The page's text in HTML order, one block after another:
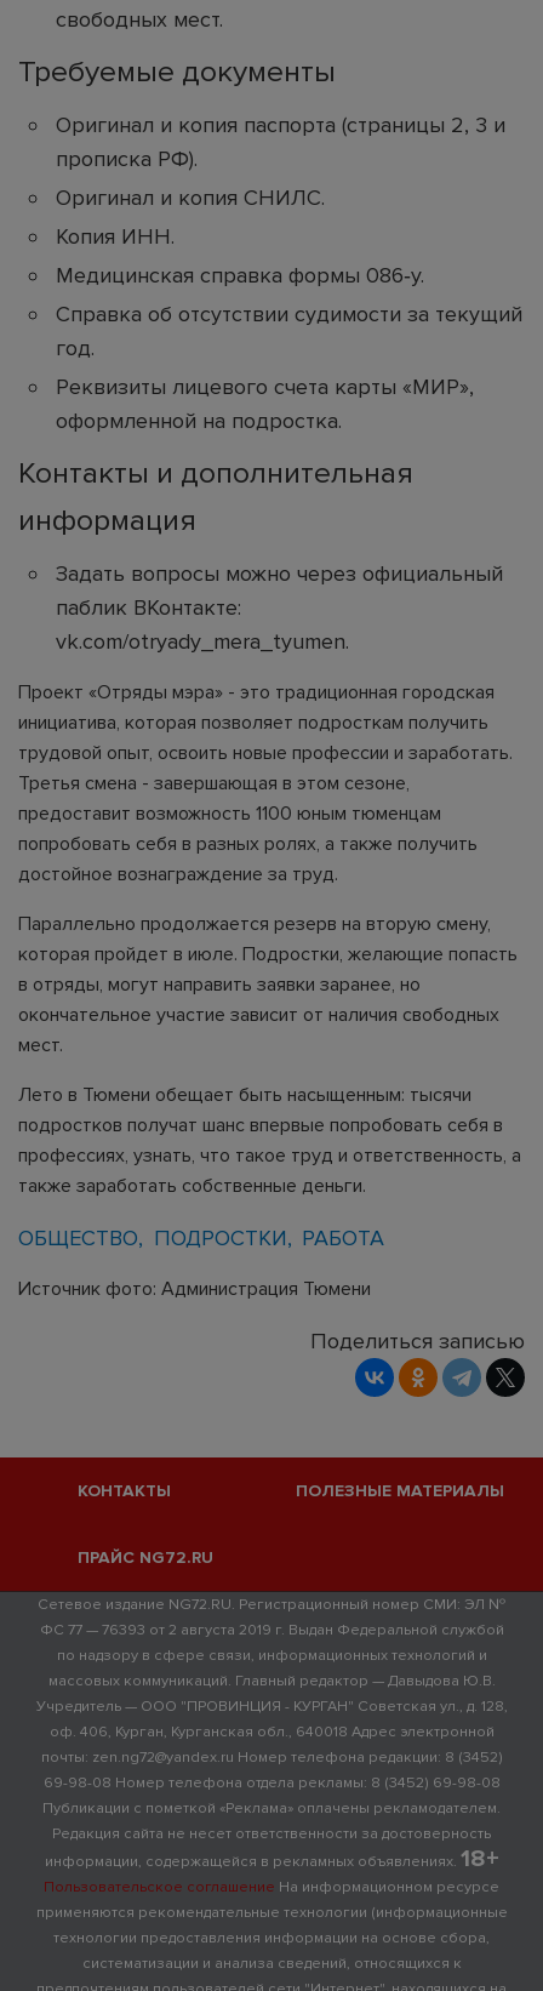
свободных мест.
Требуемые документы
Оригинал и копия паспорта (страницы 2, 3 и
прописка РФ).
Оригинал и копия СНИЛС.
Копия ИНН.
Медицинская справка формы 086‑у.
Справка об отсутствии судимости за текущий
год.
Реквизиты лицевого счета карты «МИР»,
оформленной на подростка.
Контакты и дополнительная
информация
Задать вопросы можно через официальный
паблик ВКонтакте:
vk.com/otryady_mera_tyumen.
Проект «Отряды мэра» - это традиционная городская
инициатива, которая позволяет подросткам получить
трудовой опыт, освоить новые профессии и заработать.
Третья смена - завершающая в этом сезоне,
предоставит возможность 1100 юным тюменцам
попробовать себя в разных ролях, а также получить
достойное вознаграждение за труд.
Параллельно продолжается резерв на вторую смену,
которая пройдет в июле. Подростки, желающие попасть
в отряды, могут направить заявки заранее, но
окончательное участие зависит от наличия свободных
мест.
Лето в Тюмени обещает быть насыщенным: тысячи
подростков получат шанс впервые попробовать себя в
профессиях, узнать, что такое труд и ответственность, а
также заработать собственные деньги.
ОБЩЕСТВО ПОДРОСТКИ РАБОТА
Источник фото: Администрация Тюмени
Поделиться записью
КОНТАКТЫ ПОЛЕЗНЫЕ МАТЕРИАЛЫ
ПРАЙС NG72.RU
Сетевое издание NG72.RU. Регистрационный номер СМИ: ЭЛ №
ФС 77 — 76393 от 2 августа 2019 г. Выдан Федеральной службой
по надзору в сфере связи, информационных технологий и
массовых коммуникаций. Главный редактор — Давыдова Ю.В.
Учредитель — ООО "ПРОВИНЦИЯ - КУРГАН" Советская ул., д. 128,
оф. 406, Курган, Курганская обл., 640018 Адрес электронной
почты: zen.ng72@yandex.ru Номер телефона редакции: 8 (3452)
69-98-08 Номер телефона отдела рекламы: 8 (3452) 69-98-08
Публикации с пометкой «Реклама» оплачены рекламодателем.
Редакция сайта не несет ответственности за достоверность
информации, содержащейся в рекламных объявлениях. 18+
Пользовательское соглашение На информационном ресурсе
применяются рекомендательные технологии (информационные
технологии предоставления информации на основе сбора,
систематизации и анализа сведений, относящихся к